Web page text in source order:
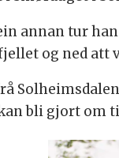
annan tur
og ned att
bli gjort om